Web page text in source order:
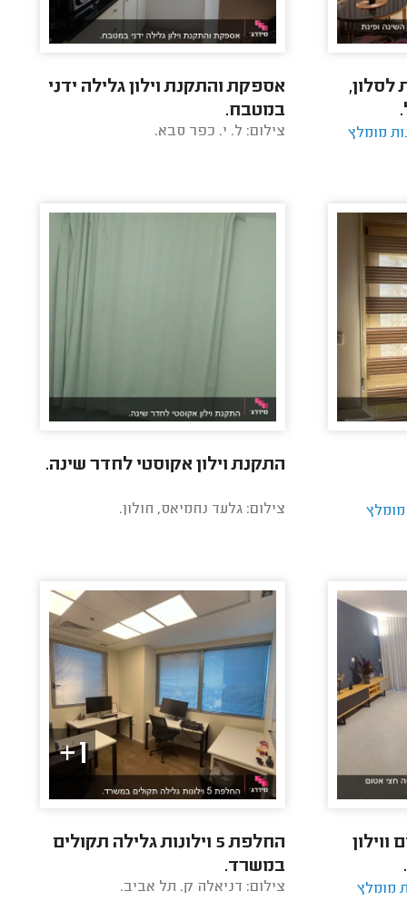
לסלון,
מומלץ
אספקת והתקנת וילון גלילה ידני
במטבח.
צילום: ל. י. כפר סבא.
מומלץ
התקנת וילון אקוסטי לחדר שינה.
צילום: גלעד נחמיאס, חולון.
מומלץ
1+
החלפת 5 וילונות גלילה תקולים
במשרד.
צילום: דניאלה ק. תל אביב.